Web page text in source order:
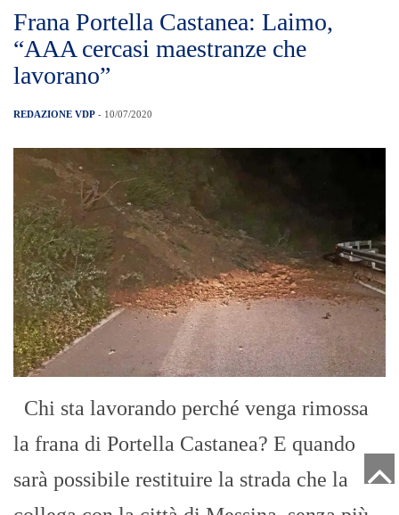
Frana Portella Castanea: Laimo,
“AAA cercasi maestranze che
lavorano”
REDAZIONE VDP - 10/07/2020
Chi sta lavorando perché venga rimossa
la frana di Portella Castanea? E quando
sarà possibile restituire la strada che la